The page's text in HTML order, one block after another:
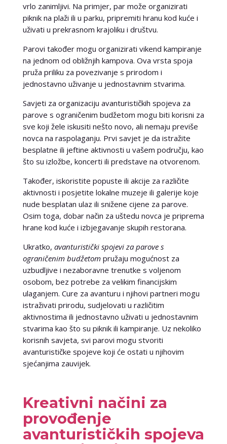
vrlo zanimljivi. Na primjer, par može organizirati
piknik na plaži ili u parku, pripremiti hranu kod kuće i
uživati u prekrasnom krajoliku i društvu.
Parovi također mogu organizirati vikend kampiranje
na jednom od obližnjih kampova. Ova vrsta spoja
pruža priliku za povezivanje s prirodom i
jednostavno uživanje u jednostavnim stvarima.
Savjeti za organizaciju avanturističkih spojeva za
parove s ograničenim budžetom mogu biti korisni za
sve koji žele iskusiti nešto novo, ali nemaju previše
novca na raspolaganju. Prvi savjet je da istražite
besplatne ili jeftine aktivnosti u vašem području, kao
što su izložbe, koncerti ili predstave na otvorenom.
Također, iskoristite popuste ili akcije za različite
aktivnosti i posjetite lokalne muzeje ili galerije koje
nude besplatan ulaz ili snižene cijene za parove.
Osim toga, dobar način za uštedu novca je priprema
hrane kod kuće i izbjegavanje skupih restorana.
Ukratko, avanturistički spojevi za parove s
ograničenim budžetompružaju mogućnost za
uzbudljive i nezaboravne trenutke s voljenom
osobom, bez potrebe za velikim financijskim
ulaganjem. Cure za avanturu i njihovi partneri mogu
istraživati prirodu, sudjelovati u različitim
aktivnostima ili jednostavno uživati u jednostavnim
stvarima kao što su piknik ili kampiranje. Uz nekoliko
korisnih savjeta, svi parovi mogu stvoriti
avanturističke spojeve koji će ostati u njihovim
sjećanjima zauvijek.
Kreativni načini za
provođenje
avanturističkih spojeva